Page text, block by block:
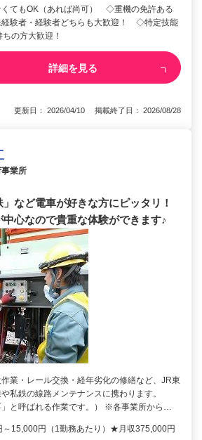
てもOK（あれば尚可） ◇重機の免許ある
験者・経験者どちらも大歓迎！ ◇特定技能
の方大歓迎！
詳細を見る
更新日： 2026/04/10 掲載終了日： 2026/08/28
業所
」など電車が好きな方にピッタリ！
心なので貴重な体験ができます♪
業・レール交換・経年劣化の修繕など、JR東
私鉄の線路メンテナンスに携わります。
」と呼ばれる作業です。） ※各事業所から…
～15,000円（1勤務あたり）★月収375,000円